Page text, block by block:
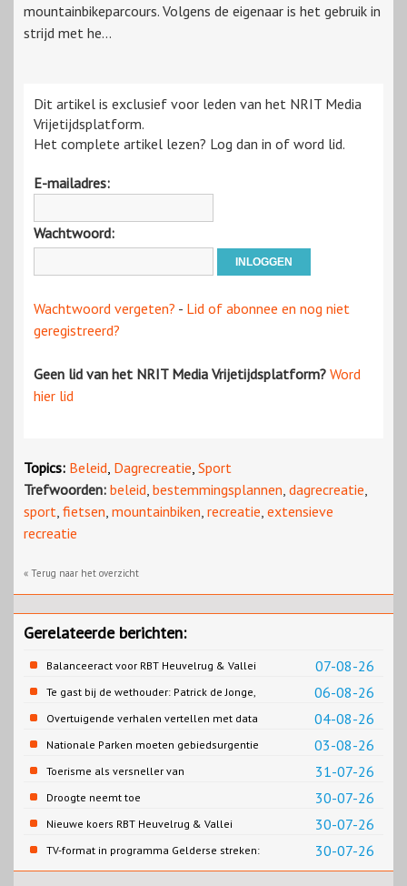
mountainbikeparcours. Volgens de eigenaar is het gebruik in
strijd met he...
Dit artikel is exclusief voor leden van het NRIT Media
Vrijetijdsplatform.
Het complete artikel lezen? Log dan in of word lid.
E-mailadres:
Wachtwoord:
Wachtwoord vergeten? - Lid of abonnee en nog niet
geregistreerd?
Geen lid van het NRIT Media Vrijetijdsplatform? Word
hier lid
Topics: Beleid, Dagrecreatie, Sport
Trefwoorden: beleid, bestemmingsplannen, dagrecreatie,
sport, fietsen, mountainbiken, recreatie, extensieve
recreatie
« Terug naar het overzicht
Gerelateerde berichten:
07-08-26
Balanceeract voor RBT Heuvelrug & Vallei
06-08-26
Te gast bij de wethouder: Patrick de Jonge,
Gemeente Emmen
04-08-26
Overtuigende verhalen vertellen met data
03-08-26
Nationale Parken moeten gebiedsurgentie
en beleidsurgentie verbinden
31-07-26
Toerisme als versneller van
retailtransformatie in Europese
30-07-26
Droogte neemt toe
30-07-26
Nieuwe koers RBT Heuvelrug & Vallei
zichtbaar in eerste resultaten 2026
30-07-26
TV-format in programma Gelderse streken:
Rondje Gelderland